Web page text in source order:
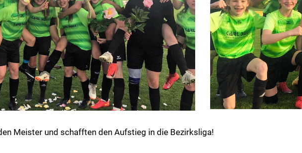
Meister und schafften den Aufstieg in die Bezirksliga!